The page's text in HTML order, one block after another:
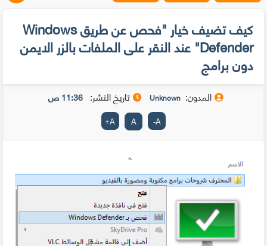
كيف تضيف خيار "فحص عن طريق Windows
Defender" عند النقر على الملفات بالزر الايمن
دون برامج
المدون: Unknown تاريخ النشر: 11:36 ص
A
-
A
A
+